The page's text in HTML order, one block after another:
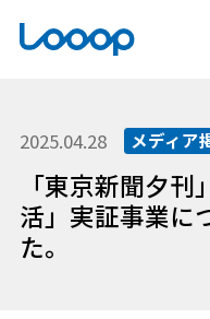
2025.04.28 メディア
「東京新聞夕
活」実証事業に
た。